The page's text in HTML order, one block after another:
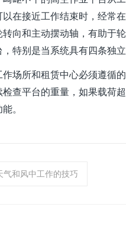
在接近工作结束时，经常
向和主动摆动轴，有助于
特别是当系统具有四条独
场所和租赁中心必须遵循
查平台的重量，如果载荷
。
和风中工作的技巧